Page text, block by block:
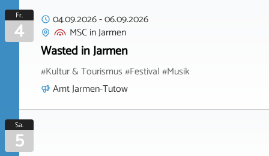
Fr.
4 04.09.2026-06.09.2026
MSCinJarmen
Wasted in Jarmen
#Kultur & Tourismus #Festival #Musik
Amt Jarmen-Tutow
Sa.
5